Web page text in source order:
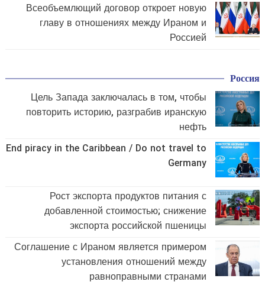
Всеобъемлющий договор откроет новую
главу в отношениях между Ираном и
Россией
Россия
Цель Запада заключалась в том, чтобы
повторить историю, разграбив иранскую
нефть
End piracy in the Caribbean / Do not travel to
Germany
Рост экспорта продуктов питания с
добавленной стоимостью; снижение
экспорта российской пшеницы
Соглашение с Ираном является примером
установления отношений между
равноправными странами